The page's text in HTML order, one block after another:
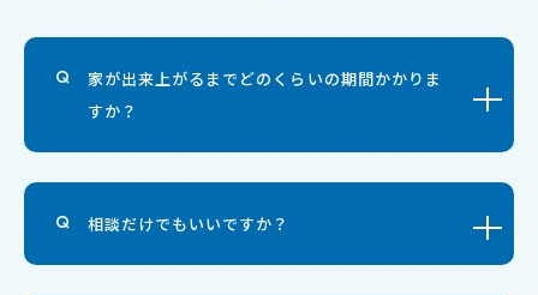
家が出来上がるまでどのくらいの期間かかりま
すか？
相談だけでもいいですか？